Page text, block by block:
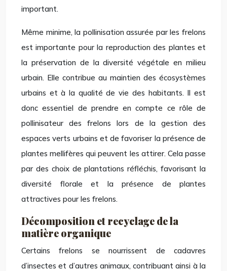
important.
Même minime, la pollinisation assurée par les frelons
est importante pour la reproduction des plantes et
la préservation de la diversité végétale en milieu
urbain. Elle contribue au maintien des écosystèmes
urbains et à la qualité de vie des habitants. Il est
donc essentiel de prendre en compte ce rôle de
pollinisateur des frelons lors de la gestion des
espaces verts urbains et de favoriser la présence de
plantes mellifères qui peuvent les attirer. Cela passe
par des choix de plantations réfléchis, favorisant la
diversité florale et la présence de plantes
attractives pour les frelons.
Décomposition et recyclage de la
matière organique
Certains frelons se nourrissent de cadavres
d’insectes et d’autres animaux, contribuant ainsi à la